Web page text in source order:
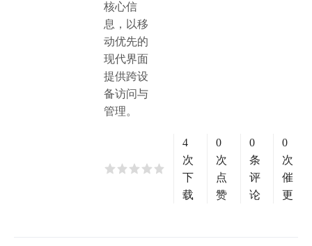
核心信
息，以移
动优先的
现代界面
提供跨设
备访问与
管理。
4
次
下
载
0
次
点
赞
0
条
评
论
0
次
催
更